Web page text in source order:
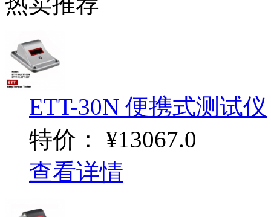
ETT-30N 便携式测试仪
特价：
¥13067.0
查看详情